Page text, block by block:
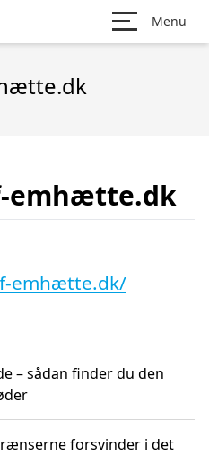
Menu
emhætte.dk
emhætte.dk/
– sådan finder du den
forsvinder i det